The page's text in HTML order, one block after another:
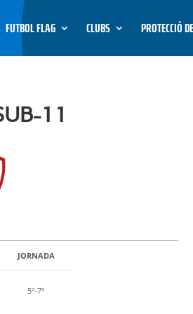
FUTBOL FLAG CLUBS PROTECCIÓ
11
JORNADA
5º-7º